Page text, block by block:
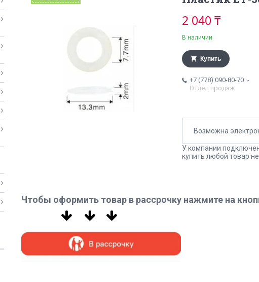
2 040 ₸
В наличии
Купить
+7 (778) 090-80-70
Отдел продаж
У компании
купить любой товар
Чтобы оформить товар в рассрочку нажмите на